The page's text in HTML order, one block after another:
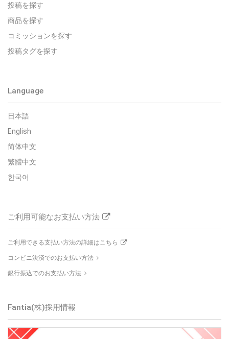
投稿を探す
商品を探す
コミッションを探す
投稿タグを探す
Language
日本語
English
简体中文
繁體中文
한국어
ご利用可能なお支払い方法
ご利用できる支払い方法の詳細はこちら
コンビニ決済でのお支払い方法
銀行振込でのお支払い方法
Fantia(株)採用情報